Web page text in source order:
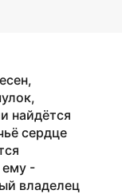
найдётся
сердце
ему -
владелец